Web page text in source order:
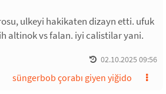
ulkeyi hakikaten dizayn etti. ufuk
altinok vs falan. iyi calistilar yani.
02.10.2025 09:56
süngerbob çorabı giyen yiğido